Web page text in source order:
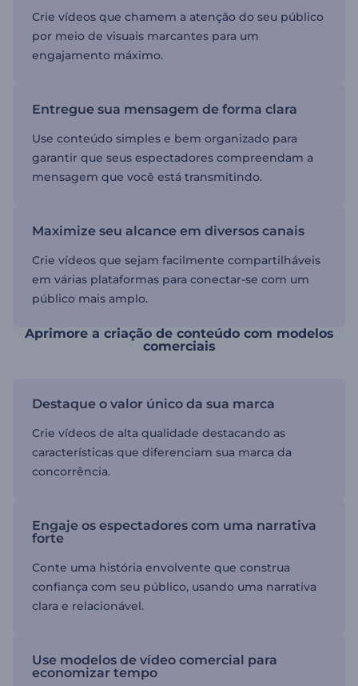
Crie vídeos que chamem a atenção do seu público
por meio de visuais marcantes para um
engajamento máximo.
Entregue sua mensagem de forma clara
Use conteúdo simples e bem organizado para
garantir que seus espectadores compreendam a
mensagem que você está transmitindo.
Maximize seu alcance em diversos canais
Crie vídeos que sejam facilmente compartilháveis
em várias plataformas para conectar-se com um
público mais amplo.
Aprimore a criação de conteúdo com modelos
comerciais
Destaque o valor único da sua marca
Crie vídeos de alta qualidade destacando as
características que diferenciam sua marca da
concorrência.
Engaje os espectadores com uma narrativa
forte
Conte uma história envolvente que construa
confiança com seu público, usando uma narrativa
clara e relacionável.
Use modelos de vídeo comercial para
economizar tempo